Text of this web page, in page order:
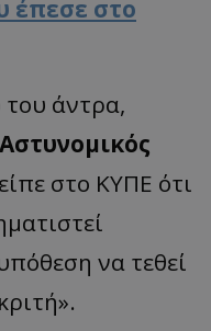
έπεσε στο
άντρα,
είπε στο ΚΥΠΕ ότι
να τεθεί